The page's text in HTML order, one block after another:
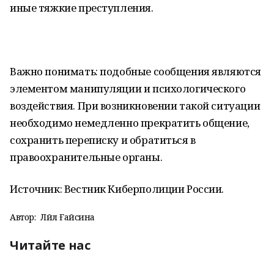
иные тяжкие преступления.
Важно понимать: подобные сообщения являются
элементом манипуляции и психологического
воздействия. При возникновении такой ситуации
необходимо немедленно прекратить общение,
сохранить переписку и обратиться в
правоохранительные органы.
Источник: Вестник Киберполиции России.
Автор: Ләйлә Ғайсина
Читайте нас